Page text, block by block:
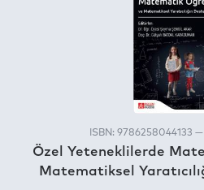
ISBN: 9786258044133 —
Özel Yeteneklilerde
Matematiksel